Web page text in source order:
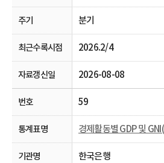
분기
2026.2/4
2026-08-08
59
한국은행